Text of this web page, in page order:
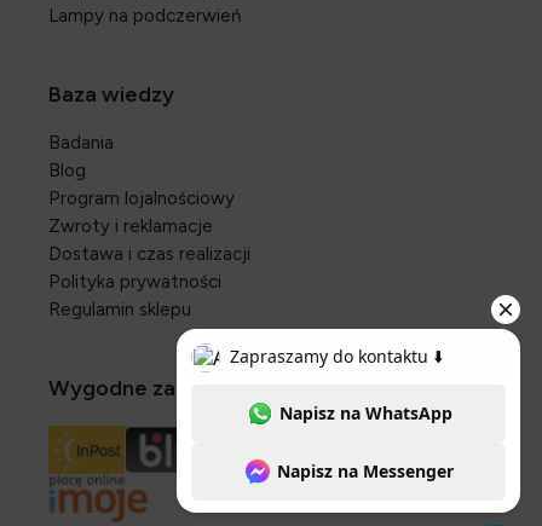
Lampy na podczerwień
Baza wiedzy
Badania
Blog
Program lojalnościowy
Zwroty i reklamacje
Dostawa i czas realizacji
Polityka prywatności
Regulamin sklepu
Wygodne zakupy